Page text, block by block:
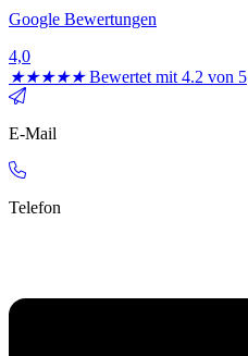
Google Bewertungen
4,0
★★★★★ Bewertet mit 4.2 von 5
E-Mail
Telefon